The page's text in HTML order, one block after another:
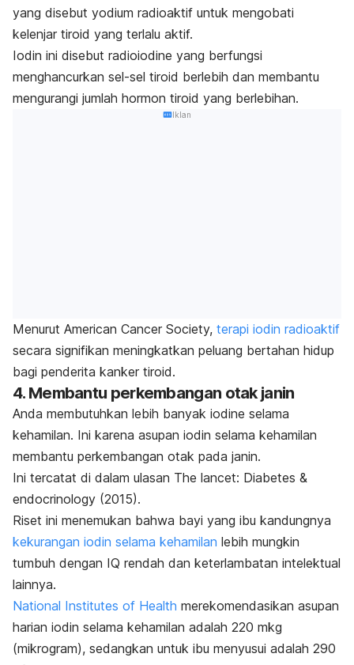
yang disebut yodium radioaktif untuk mengobati
kelenjar tiroid yang terlalu aktif.
Iodin ini disebut radioiodine yang berfungsi
menghancurkan sel-sel tiroid berlebih dan membantu
mengurangi jumlah hormon tiroid yang berlebihan.
Iklan
Menurut American Cancer Society, terapi iodin radioaktif
secara signifikan meningkatkan peluang bertahan hidup
bagi penderita kanker tiroid.
4. Membantu perkembangan otak janin
Anda membutuhkan lebih banyak iodine selama
kehamilan. Ini karena asupan iodin selama kehamilan
membantu perkembangan otak pada janin.
Ini tercatat di dalam ulasan The lancet: Diabetes &
endocrinology (2015).
Riset ini menemukan bahwa bayi yang ibu kandungnya
kekurangan iodin selama kehamilan lebih mungkin
tumbuh dengan IQ rendah dan keterlambatan intelektual
lainnya.
National Institutes of Health merekomendasikan asupan
harian iodin selama kehamilan adalah 220 mkg
(mikrogram), sedangkan untuk ibu menyusui adalah 290